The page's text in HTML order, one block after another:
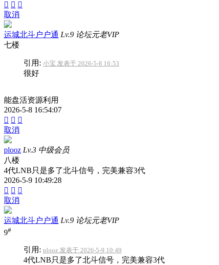
  
取消
运城北斗户户通 Lv.9 论坛元老VIP
七楼
引用: 小宝 发表于 2026-5-8 16:53
很好
能盘活资源利用
2026-5-8 16:54:07
  
取消
plooz Lv.3 中级会员
八楼
4代LNB只是多了北斗信号，完美兼容3代
2026-5-9 10:49:28
  
取消
运城北斗户户通 Lv.9 论坛元老VIP
9#
引用: plooz 发表于 2026-5-9 10:49
4代LNB只是多了北斗信号，完美兼容3代